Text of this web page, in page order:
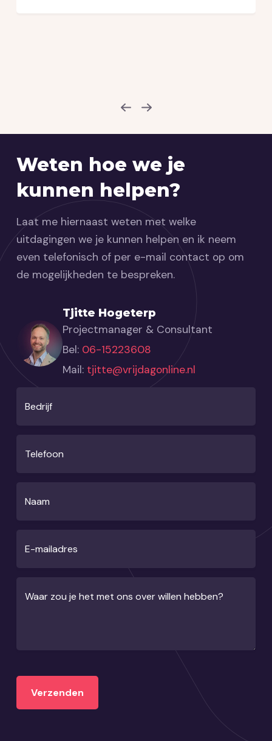
Weten hoe we je
kunnen helpen?
Laat me hiernaast weten met welke
uitdagingen we je kunnen helpen en ik neem
even telefonisch of per e-mail contact op om
de mogelijkheden te bespreken.
Tjitte Hogeterp
Projectmanager & Consultant
Bel: 06-15223608
Mail: tjitte@vrijdagonline.nl
Bedrijf
Telefoon
Naam
E-mailadres
Waar zou je het met ons over willen hebben?